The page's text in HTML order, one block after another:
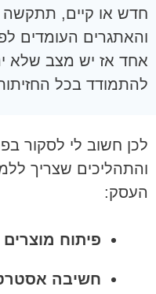
חדש או קיים,
והאתגרים העומדים
אחד אז יש מצב שלא
להתמודד בכל
לכן חשוב לי לסקור
והתהליכים שצריך
העסק:
פיתוח
חשיבה